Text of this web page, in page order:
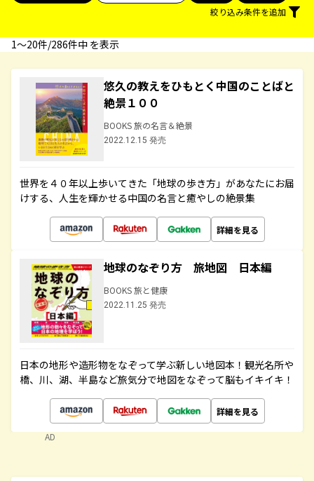
絞り込み条件を追加
1〜20件/286件中 を表示
悠久の教えをひもとく中国のことばと
絶景１００
BOOKS 旅の名言＆絶景
2022.12.15 発売
世界を４０年以上歩いてきた「地球の歩き方」があなたにお届
けする、人生を輝かせる中国の名言と癒やしの絶景集
詳細を見る
地球のなぞり方 旅地図 日本編
BOOKS 旅と健康
2022.11.25 発売
日本の地形や造形物をなぞって学ぶ新しい地図本！観光名所や
橋、川、湖、半島など旅気分で地図をなぞって脳もイキイキ！
詳細を見る
AD